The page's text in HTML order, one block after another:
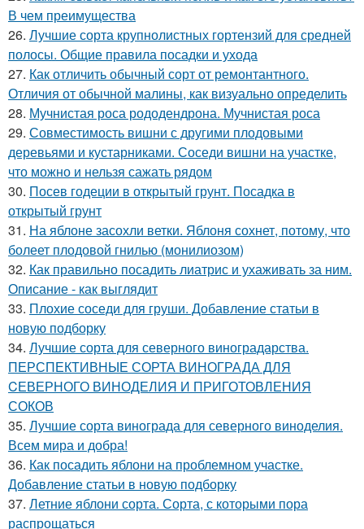
В чем преимущества
26. Лучшие сорта крупнолистных гортензий для средней
полосы. Общие правила посадки и ухода
27. Как отличить обычный сорт от ремонтантного.
Отличия от обычной малины, как визуально определить
28. Мучнистая роса рододендрона. Мучнистая роса
29. Совместимость вишни с другими плодовыми
деревьями и кустарниками. Соседи вишни на участке,
что можно и нельзя сажать рядом
30. Посев годеции в открытый грунт. Посадка в
открытый грунт
31. На яблоне засохли ветки. Яблоня сохнет, потому, что
болеет плодовой гнилью (монилиозом)
32. Как правильно посадить лиатрис и ухаживать за ним.
Описание - как выглядит
33. Плохие соседи для груши. Добавление статьи в
новую подборку
34. Лучшие сорта для северного виноградарства.
ПЕРСПЕКТИВНЫЕ СОРТА ВИНОГРАДА ДЛЯ
CЕВЕРНОГО ВИНОДЕЛИЯ И ПРИГОТОВЛЕНИЯ
СОКОВ
35. Лучшие сорта винограда для северного виноделия.
Всем мира и добра!
36. Как посадить яблони на проблемном участке.
Добавление статьи в новую подборку
37. Летние яблони сорта. Сорта, с которыми пора
распрощаться